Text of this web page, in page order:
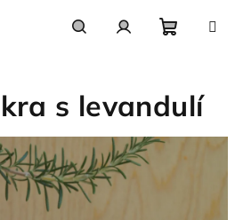
košík
s levandulí